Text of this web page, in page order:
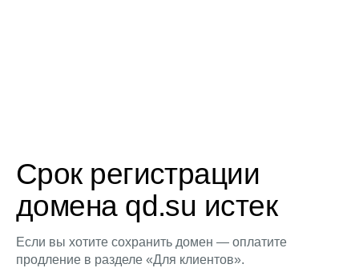
Срок регистрации
домена qd.su истек
Если вы хотите сохранить домен — оплатите
продление в разделе «Для клиентов».